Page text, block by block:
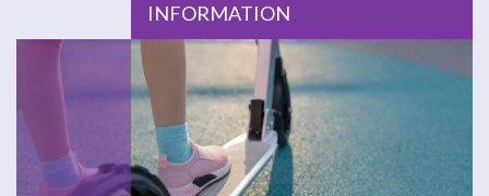
INFORMATION